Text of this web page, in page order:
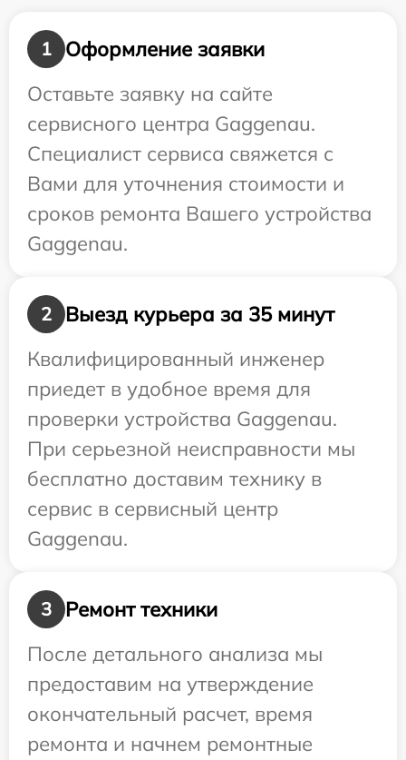
1
Оформление заявки
Оставьте заявку на сайте
сервисного центра Gaggenau.
Специалист сервиса свяжется с
Вами для уточнения стоимости и
сроков ремонта Вашего устройства
Gaggenau.
2
Выезд курьера за 35 минут
Квалифицированный инженер
приедет в удобное время для
проверки устройства Gaggenau.
При серьезной неисправности мы
бесплатно доставим технику в
сервис в сервисный центр
Gaggenau.
3
Ремонт техники
После детального анализа мы
предоставим на утверждение
окончательный расчет, время
ремонта и начнем ремонтные